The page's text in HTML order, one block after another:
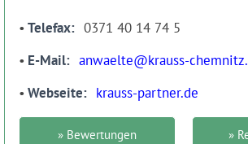
Telefax
0371 40 14 74 5
E-Mail
anwaelte@krauss-
Webseite
krauss-partner.de
» Bewertungen »